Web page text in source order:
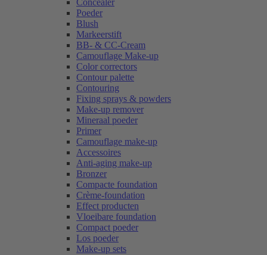
Concealer
Poeder
Blush
Markeerstift
BB- & CC-Cream
Camouflage Make-up
Color correctors
Contour palette
Contouring
Fixing sprays & powders
Make-up remover
Mineraal poeder
Primer
Camouflage make-up
Accessoires
Anti-aging make-up
Bronzer
Compacte foundation
Crème-foundation
Effect producten
Vloeibare foundation
Compact poeder
Los poeder
Make-up sets